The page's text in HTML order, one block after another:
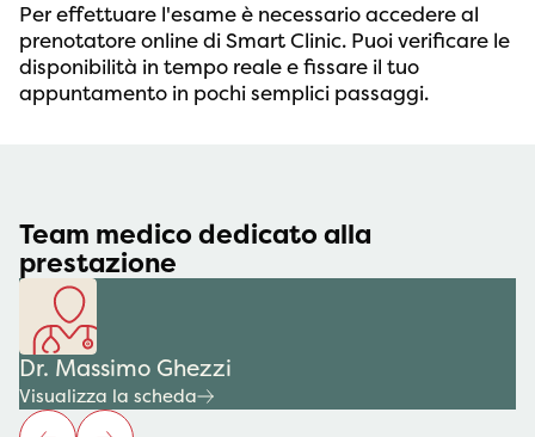
Per effettuare l'esame è necessario accedere al
prenotatore online di Smart Clinic. Puoi verificare le
disponibilità in tempo reale e fissare il tuo
appuntamento in pochi semplici passaggi.
Team medico dedicato alla
prestazione
Dr. Massimo Ghezzi
Visualizza la scheda